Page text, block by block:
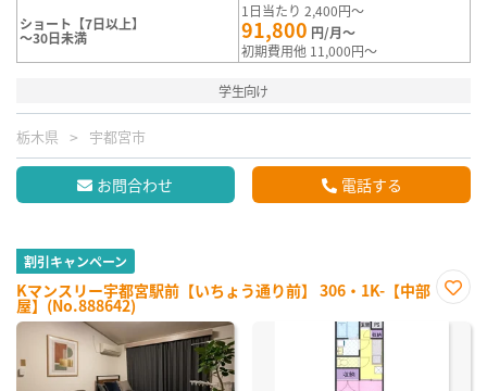
ショート【7日以上】
～30日未満
1日当たり 2,400円～
91,800 円/月～
初期費用他 11,000円～
学生向け
栃木県 宇都宮市
お問合わせ 電話する
割引キャンペーン
Kマンスリー宇都宮駅前【いちょう通り前】 306・1K-【中部
屋】(No.888642)
に入